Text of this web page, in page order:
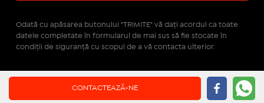
CONTACTEAZĂ-NE
Odată cu apăsarea butonului "TRIMITE" vă daţi acordul ca toate
datele completate în formularul de mai sus să fie stocate în
condiţii de siguranţă cu scopul de a vă contacta ulterior.
IMOPEDIA.ro - Anunțuri
pe tehnologie Real Manager - CRM Imobiliar